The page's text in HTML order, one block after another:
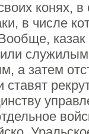
конях,
в числе
служилым
а затем
ставят